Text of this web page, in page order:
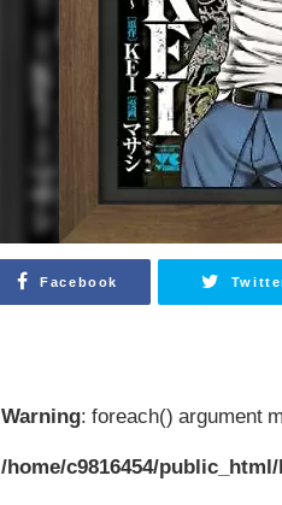
Facebook
Warning: foreach() argument
/home/c9816454/